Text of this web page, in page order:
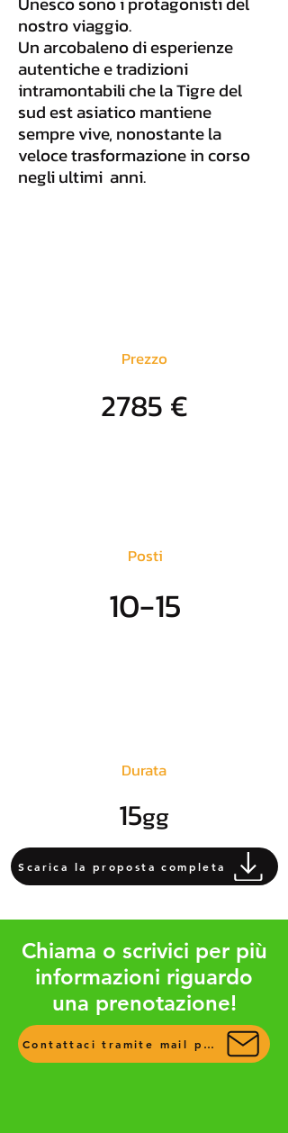
nostro viaggio.
Un arcobaleno di esperienze
autentiche e tradizioni
intramontabili che la Tigre del
sud est asiatico mantiene
sempre vive, nonostante la
veloce trasformazione in corso
negli ultimi anni.
Prezzo
2785 €
Posti
10-15
Durata
15gg
Scarica la proposta completa
Chiama o scrivici per più
informazioni riguardo
una prenotazione!
Contattaci tramite mail per più info